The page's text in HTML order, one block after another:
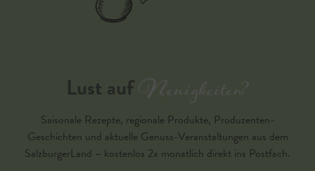
Lust aufNeuigkeiten?
Saisonale Rezepte, regionale Produkte, Produzenten-
Geschichten und aktuelle Genuss-Veranstaltungen aus dem
SalzburgerLand – kostenlos 2x monatlich direkt ins Postfach.